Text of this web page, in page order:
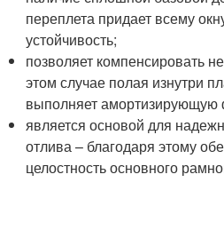
переплета придает всему
устойчивость;
позволяет компенсировать
этом случае полая изнутри
выполняет амортизирующую
является основой для
отлива – благодаря этому
целостность основного